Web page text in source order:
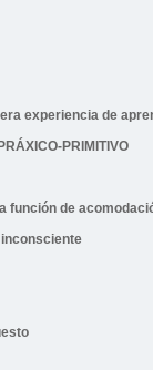
experiencia de
PRIMITIVO
función de